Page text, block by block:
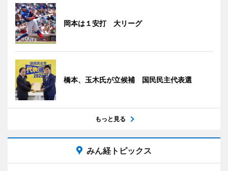
岡本は１安打 大リーグ
橋本、玉木氏が立候補 国民民主代表選
もっと見る
みん経トピックス